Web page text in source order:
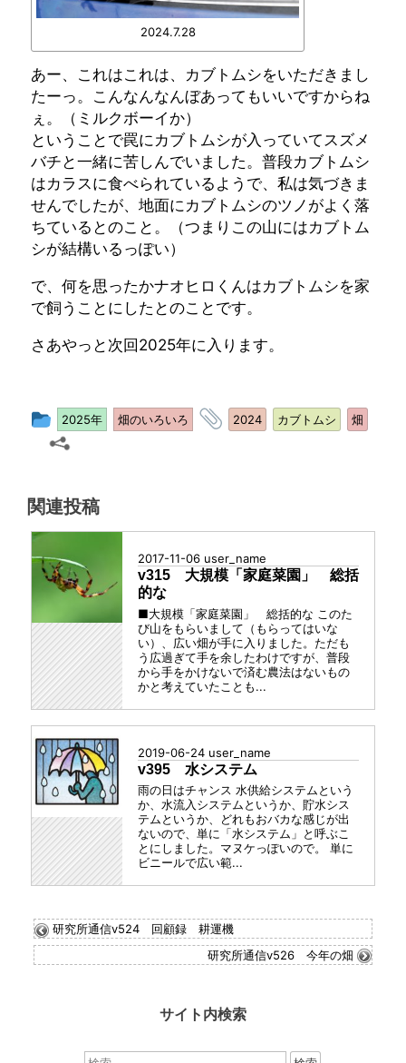
2024.7.28
あー、これはこれは、カブトムシをいただきまし
たーっ。こんなんなんぼあってもいいですからね
ぇ。（ミルクボーイか）
ということで罠にカブトムシが入っていてスズメ
バチと一緒に苦しんでいました。普段カブトムシ
はカラスに食べられているようで、私は気づきま
せんでしたが、地面にカブトムシのツノがよく落
ちているとのこと。（つまりこの山にはカブトム
シが結構いるっぽい）
で、何を思ったかナオヒロくんはカブトムシを家
で飼うことにしたとのことです。
さあやっと次回2025年に入ります。
投
稿
ー
プ
2025年 畑のいろいろ
タ
2024 カブトムシ 畑
関連投稿
2017-11-06 user_name
v315 大規模「家庭菜園」 総括
的な
■大規模「家庭菜園」 総括的な このた
び山をもらいまして（もらってはいな
い）、広い畑が手に入りました。ただも
う広過ぎて手を余したわけですが、普段
から手をかけないで済む農法はないもの
かと考えていたことも...
2019-06-24 user_name
v395 水システム
雨の日はチャンス 水供給システムという
か、水流入システムというか、貯水シス
テムというか、どれもおバカな感じが出
ないので、単に「水システム」と呼ぶこ
とにしました。マヌケっぽいので。 単に
ビニールで広い範...
研究所通信v524 回顧録 耕運機
研究所通信v526 今年の畑
サイト内検索